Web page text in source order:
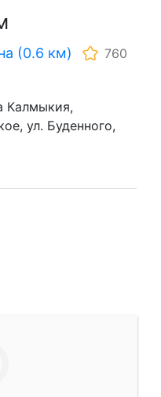
(0.6 км)
760
Калмыкия,
ул. Буденного,